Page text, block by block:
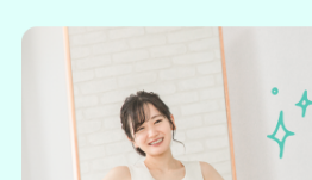
＼妊活男性にぴったりの